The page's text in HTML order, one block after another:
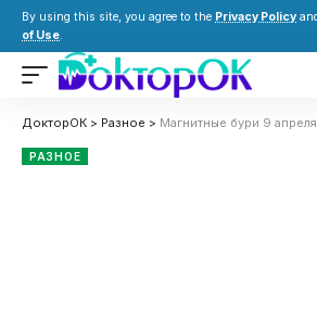
By using this site, you agree to the Privacy Policy
of Use.
ДокторОК > Разное > Магнитные бури 9 апреля 2025: новый
РАЗНОЕ